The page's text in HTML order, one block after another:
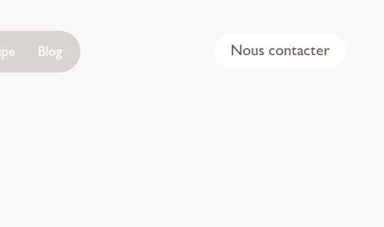
Blog Nous contacter